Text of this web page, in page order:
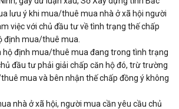
lưu ý khi mua/thuê mua nhà ở xã hội người
việc với chủ đầu tư về tình trạng thế chấp
định mua/thuê mua.
hộ định mua/thuê mua đang trong tình trạng
đầu tư phải giải chấp căn hộ đó, trừ trường
mua và bên nhận thế chấp đồng ý không
nhà ở xã hội, người mua cần yêu cầu chủ